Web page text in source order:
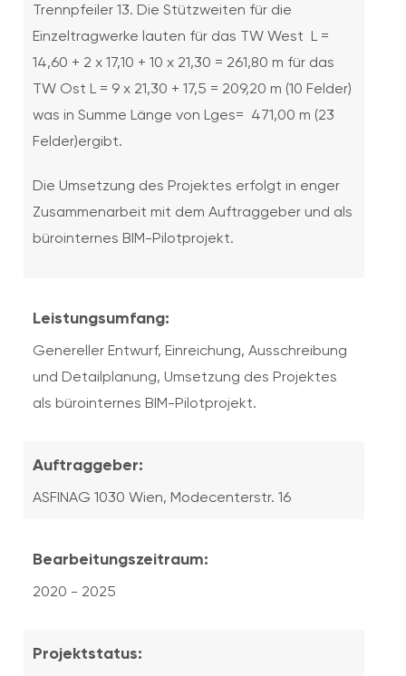
Trennpfeiler 13. Die Stützweiten für die
Einzeltragwerke lauten für das TW West L =
14,60 + 2 x 17,10 + 10 x 21,30 = 261,80 m für das
TW Ost L = 9 x 21,30 + 17,5 = 209,20 m (10 Felder)
was in Summe Länge von Lges= 471,00 m (23
Felder)ergibt.
Die Umsetzung des Projektes erfolgt in enger
Zusammenarbeit mit dem Auftraggeber und als
bürointernes BIM-Pilotprojekt.
Leistungsumfang:
Genereller Entwurf, Einreichung, Ausschreibung
und Detailplanung, Umsetzung des Projektes
als bürointernes BIM-Pilotprojekt.
Auftraggeber:
ASFINAG 1030 Wien, Modecenterstr. 16
Bearbeitungszeitraum:
2020 - 2025
Projektstatus: